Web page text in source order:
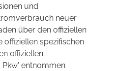
und
neuer
über den offiziellen
offiziellen spezifischen
offiziellen
entnommen